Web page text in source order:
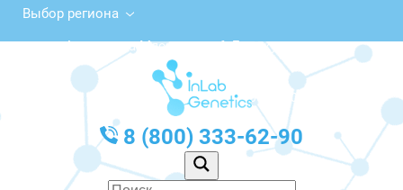
Выбор региона
ул. Академика Мясникова, 6, Белокуриха
с 10:00 до 20:00
График работы: Пн-Пт с 10:00 до 20:00
8 (800) 333-62-90